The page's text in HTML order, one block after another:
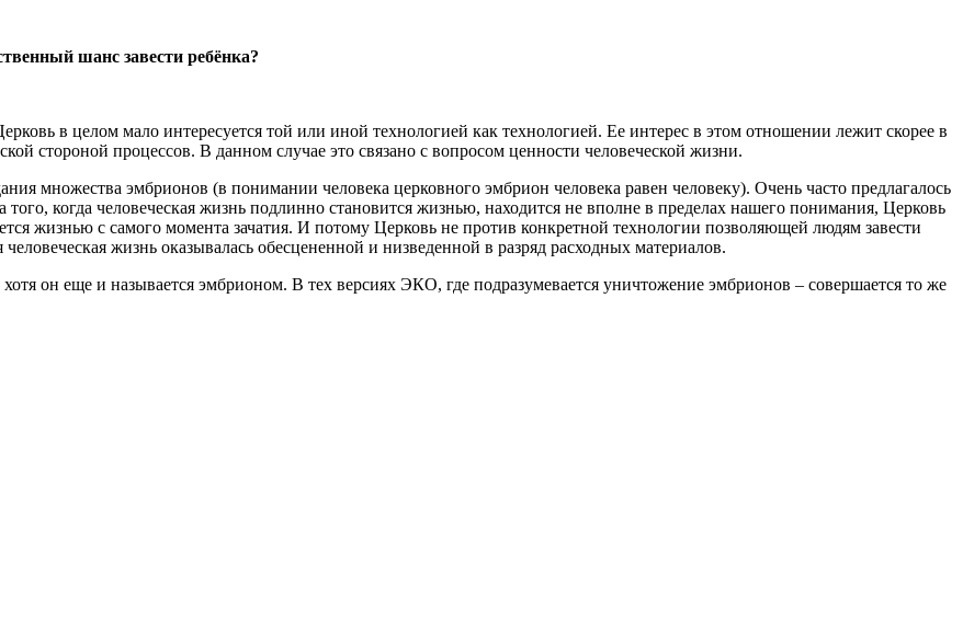
шанс завести ребёнка?
в целом мало интересуется той или иной технологией как технологией. Ее интерес в этом отношении лежит скорее в
стороной процессов. В данном случае это связано с вопросом ценности человеческой жизни.
множества эмбрионов (в понимании человека церковного эмбрион человека равен человеку). Очень часто предлагалось
когда человеческая жизнь подлинно становится жизнью, находится не вполне в пределах нашего понимания, Церковь
жизнью с самого момента зачатия. И потому Церковь не против конкретной технологии позволяющей людям завести
жизнь оказывалась обесцененной и низведенной в разряд расходных материалов.
он еще и называется эмбрионом. В тех версиях ЭКО, где подразумевается уничтожение эмбрионов – совершается то же